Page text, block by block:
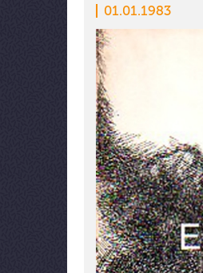
01.01.1983